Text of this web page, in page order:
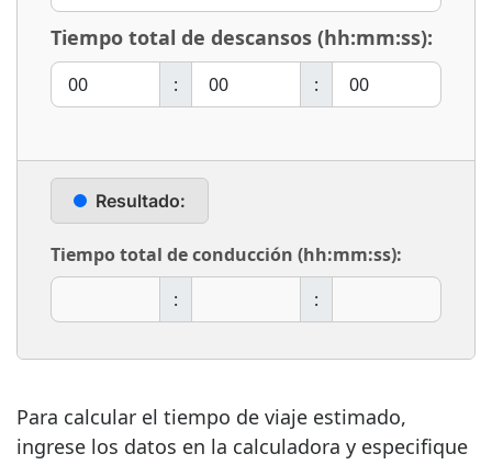
Tiempo total de descansos (hh:mm:ss):
: :
Resultado:
Tiempo total de conducción (hh:mm:ss):
:
:
Para calcular el tiempo de viaje estimado,
ingrese los datos en la calculadora y especifique